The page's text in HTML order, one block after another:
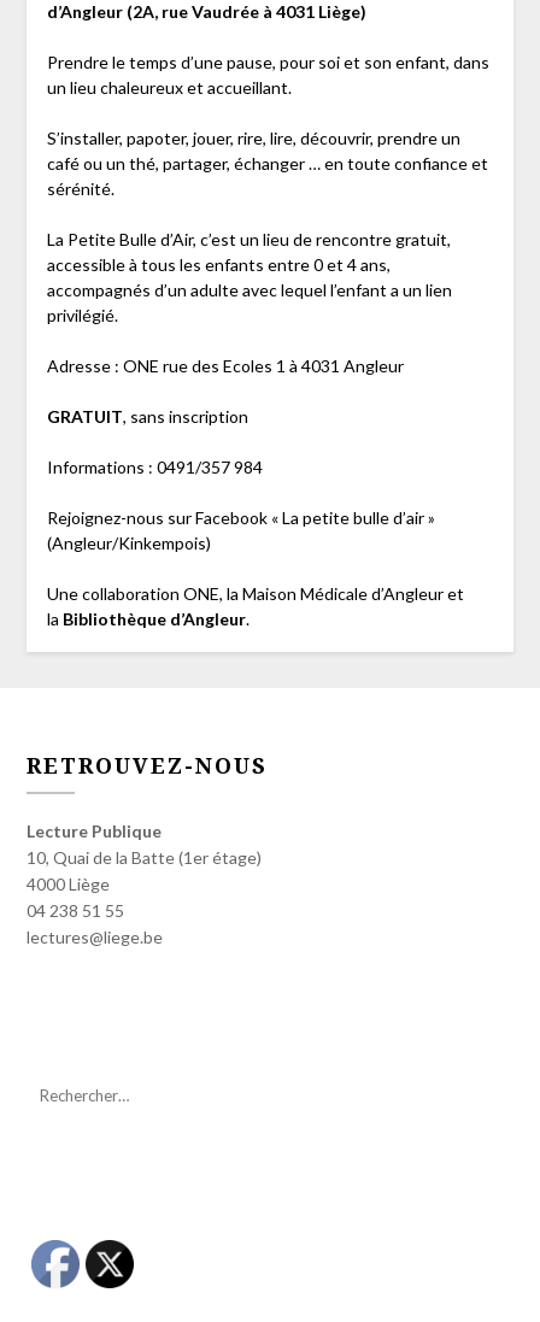
d’Angleur (2A, rue Vaudrée à 4031 Liège)
Prendre le temps d’une pause, pour soi et son enfant, dans
un lieu chaleureux et accueillant.
S’installer, papoter, jouer, rire, lire, découvrir, prendre un
café ou un thé, partager, échanger … en toute confiance et
sérénité.
La Petite Bulle d’Air, c’est un lieu de rencontre gratuit,
accessible à tous les enfants entre 0 et 4 ans,
accompagnés d’un adulte avec lequel l’enfant a un lien
privilégié.
Adresse : ONE rue des Ecoles 1 à 4031 Angleur
GRATUIT, sans inscription
Informations : 0491/357 984
Rejoignez-nous sur Facebook « La petite bulle d’air »
(Angleur/Kinkempois)
Une collaboration ONE, la Maison Médicale d’Angleur et
la Bibliothèque d’Angleur.
RETROUVEZ-NOUS
Lecture Publique
10, Quai de la Batte (1er étage)
4000 Liège
04 238 51 55
lectures@liege.be